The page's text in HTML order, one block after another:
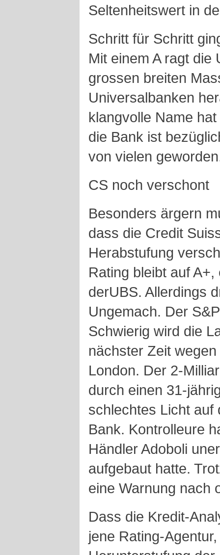
Seltenheitswert in
Schritt für Schritt
Mit einem A ragt die
grossen breiten
Universalbanken
klangvolle Name
die Bank ist
von vielen
CS noch verschont
Besonders ärgern
dass die Credit
Herabstufung
Rating bleibt auf
derUBS. Allerdings
Ungemach. Der
Schwierig wird die
nächster Zeit
London. Der 2-
durch einen 31-
schlechtes Licht auf
Bank. Kontrolleure
Händler Adoboli
aufgebaut hatte.
eine Warnung nach
Dass die Kredit-
jene Rating-